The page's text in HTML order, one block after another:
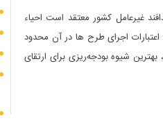
غیرعامل کشور معتقد است احیاء
اعتبارات اجرای طرح ها در آن محدود
شیوه بودجه‌ریزی برای ارتقای